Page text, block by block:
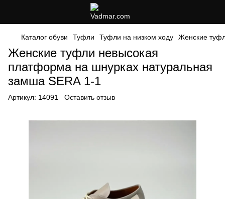
Каталог обуви Туфли Туфли на низком ходу Женские
Женские туфли невысокая
платформа на шнурках натуральная
замша SERA 1-1
Артикул: 14091 Оставить отзыв